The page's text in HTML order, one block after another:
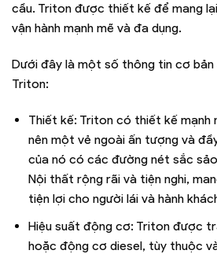
cầu. Triton được thiết kế để mang
vận hành mạnh mẽ và đa dụng.
Dưới đây là một số thông tin cơ bản
Triton:
Thiết kế: Triton có thiết kế mạnh
nên một vẻ ngoài ấn tượng và
của nó có các đường nét sắc
Nội thất rộng rãi và tiện nghi,
tiện lợi cho người lái và hành
Hiệu suất động cơ: Triton được
hoặc động cơ diesel, tùy thuộc